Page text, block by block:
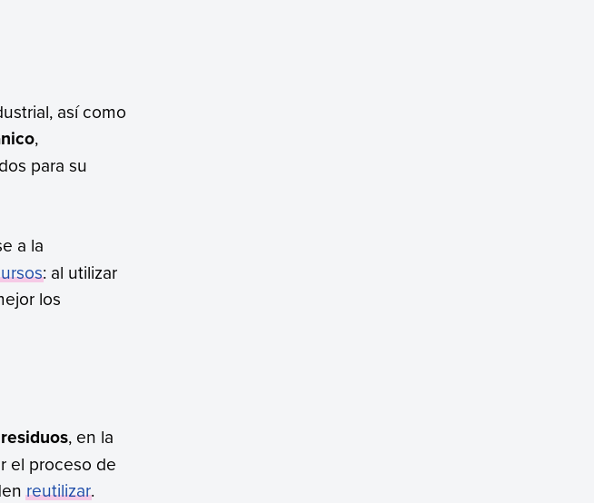
así como
,
para su
a la
: al utilizar
los
, en la
el proceso de
reutilizar.